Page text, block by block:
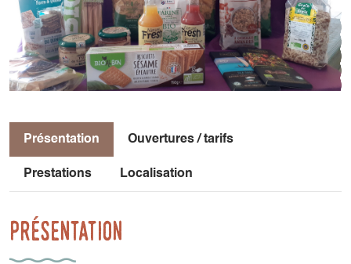
Présentation Ouvertures / tarifs
Prestations Localisation
Présentation